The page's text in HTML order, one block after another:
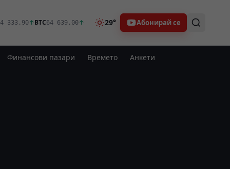
4 333.90↑BTC64 639.00↑ 29° Абонирай се
Финансови пазари Времето Анкети